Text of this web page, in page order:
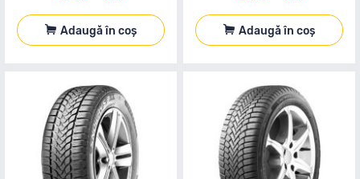
Adaugă în coș Adaugă în coș